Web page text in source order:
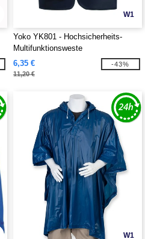
W1
Yoko YK801 - Hochsicherheits-
Multifunktionsweste
6,35 €
11,20 €
-43%
W1